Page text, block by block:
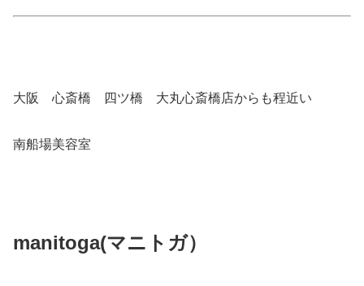
大阪 心斎橋 四ツ橋 大丸心斎橋店からも程近い
南船場美容室
manitoga(マニトガ）